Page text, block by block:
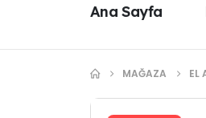
Ana Sayfa
MAĞAZA EL